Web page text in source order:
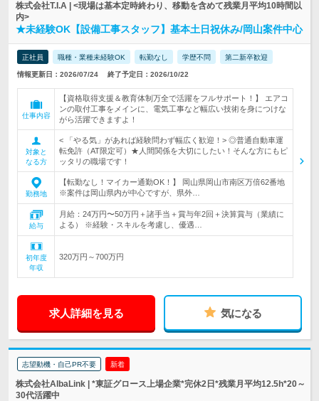
株式会社T.I.A | <現場は基本定時終わり、移動を含めて残業月平均10時間以
内>
★未経験OK【設備工事スタッフ】基本土日祝休み/岡山案件中心
正社員 職種・業種未経験OK 転勤なし 学歴不問 第二新卒歓迎
情報更新日：2026/07/24 終了予定日：2026/10/22
仕事内容
【資格取得支援＆教育体制万全で活躍をフルサポート！】 エアコ
ンの取付工事をメインに、電気工事など幅広い技術を身につけな
がら活躍できますよ！
対象と
なる方
< 「やる気」があれば経験問わず幅広く歓迎！> ◎普通自動車運
転免許（AT限定可）★人間関係を大切にしたい！そんな方にもピ
ッタリの職場です！
勤務地
【転勤なし！マイカー通勤OK！】 岡山県岡山市南区万倍62番地
※案件は岡山県内が中心ですが、県外…
給与
月給：24万円〜50万円＋諸手当＋賞与年2回＋決算賞与（業績に
よる） ※経験・スキルを考慮し、優遇…
初年度
年収
320万円～700万円
求人詳細を見る 気になる
志望動機・自己PR不要 新着
株式会社AlbaLink | *東証グロース上場企業*完休2日*残業月平均12.5h*20～
30代活躍中